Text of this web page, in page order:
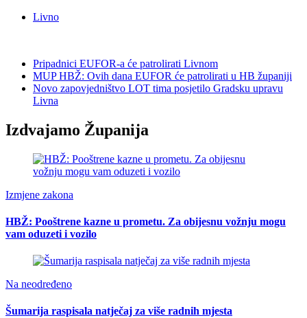
Livno
Pripadnici EUFOR-a će patrolirati Livnom
MUP HBŽ: Ovih dana EUFOR će patrolirati u HB županiji
Novo zapovjedništvo LOT tima posjetilo Gradsku upravu
Livna
Izdvajamo Županija
Izmjene zakona
HBŽ: Pooštrene kazne u prometu. Za obijesnu vožnju mogu
vam oduzeti i vozilo
Na neodređeno
Šumarija raspisala natječaj za više radnih mjesta